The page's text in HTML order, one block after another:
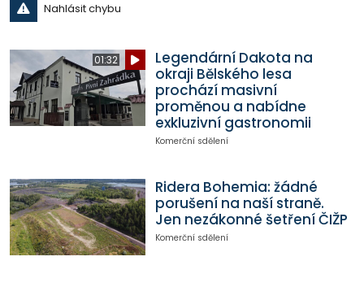
Nahlásit chybu
01:32
Legendární Dakota na
okraji Bělského lesa
prochází masivní
proměnou a nabídne
exkluzivní gastronomii
Komerční sdělení
Ridera Bohemia: žádné
porušení na naší straně.
Jen nezákonné šetření ČIŽP
Komerční sdělení